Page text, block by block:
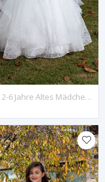
Larsa 2-6 Jahre Altes Mädchenkleid 20063 Off White